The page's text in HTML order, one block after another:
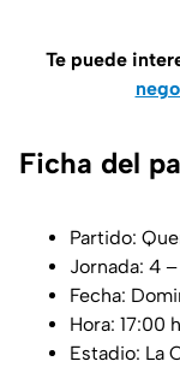
Te puede
Ficha del
Partido:
Jornada: 4
Fecha:
Hora: 17:00
Estadio: La